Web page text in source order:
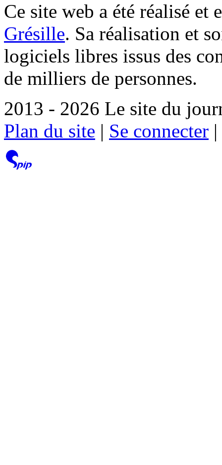
Ce site web a été réalisé et
Grésille. Sa réalisation et
logiciels libres issus des
de milliers de personnes.
2013 - 2026 Le site du
Plan du site | Se connecter |